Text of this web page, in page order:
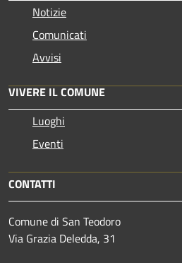
Notizie
Comunicati
Avvisi
VIVERE IL COMUNE
Luoghi
Eventi
CONTATTI
Comune di San Teodoro
Via Grazia Deledda, 31